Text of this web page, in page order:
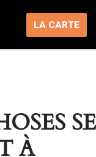
LA CARTE
SE
À